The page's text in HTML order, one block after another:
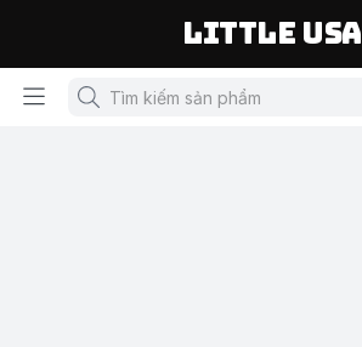
LITTLE USA